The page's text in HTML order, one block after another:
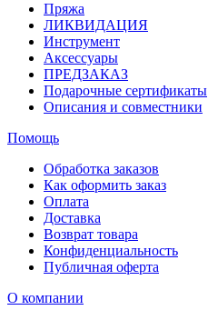
Пряжа
ЛИКВИДАЦИЯ
Инструмент
Аксессуары
ПРЕДЗАКАЗ
Подарочные сертификаты
Описания и совместники
Помощь
Обработка заказов
Как оформить заказ
Оплата
Доставка
Возврат товара
Конфиденциальность
Публичная оферта
О компании